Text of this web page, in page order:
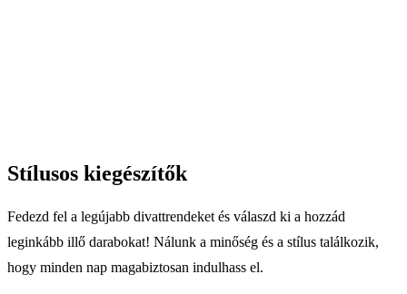
Stílusos kiegészítők
Fedezd fel a legújabb divattrendeket és válaszd ki a hozzád
leginkább illő darabokat! Nálunk a minőség és a stílus találkozik,
hogy minden nap magabiztosan indulhass el.